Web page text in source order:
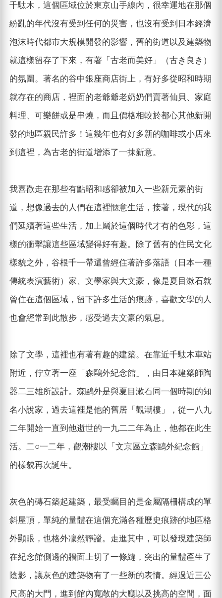
千駄木，這個區域位於東京山手線內，很幸運地在那個
紛亂的年代沒有受到任何的災害，也沒有受到日本經濟
泡沫時代都市大規模開發的影響，舊的街道以及建築物
就這樣留存了下來，有著「古老而美好」（古き良き）
的氛圍。著名的谷中銀座商店街上，有好多從昭和時期
就存在的商店，裡面的老爺爺老奶奶們賣著仙貝、家庭
料理、可樂餅或是串燒，而且價格相較於都心其他新開
發的地區親民許多！這幾年也有好多新的咖啡或小店來
到這裡，為古老的街道增添了一抹新意。
我喜歡走在那些有點昭和感卻被加入一些新元素的街
道，想像過去的人們在這裡愜意生活，接著，現代的我
們延續著這些生活，加上屬於這個時代才有的色彩，這
樣的衝擊讓這些區域變得好有趣。除了舊有的住民文化
樣貌之外，谷根千一帶還曾經住著許多落語（日本一種
傳統表演藝術）家、文學家與大文豪，像是夏目漱石就
曾住在這個區域，留下許多生活的痕跡，喜歡文學的人
也會經常到此散步，感受過去文豪的氣息。
除了文學，這裡也有著有趣的建築。在靠近千駄木車站
附近，佇立著一座「森鷗外紀念館」，由日本建築師陶
器二三雄所設計。森鷗外是與夏目漱石同一個時期的知
名小說家，過去這裡是他的舊居「觀潮樓」，從一八九
二年開始一直到他逝世的一九二二年為止，他都在此生
活。二○一二年，觀潮樓以「文京區立森鷗外紀念館」
的樣貌再次誕生。
灰色的磚石築起建築，最受矚目的是金屬隔柵構成的單
斜屋頂，單純的量體在這個充滿各種歷史痕跡的地區格
外顯眼，也格外凜然靜謐。走進其中，可以發現建築師
在紀念館側邊的牆面上切了一條縫，突出的量體產生了
陰影，讓灰色的建築物有了一些新的表情。經過近三公
尺高的大門，進到館內寬敞的大廳以及挑高的空間，面